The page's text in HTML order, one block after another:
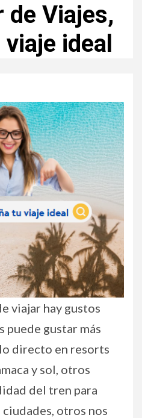
de Viajes,
ideal
viajar hay gustos
puede gustar más
directo en resorts
y sol, otros
del tren para
otros nos